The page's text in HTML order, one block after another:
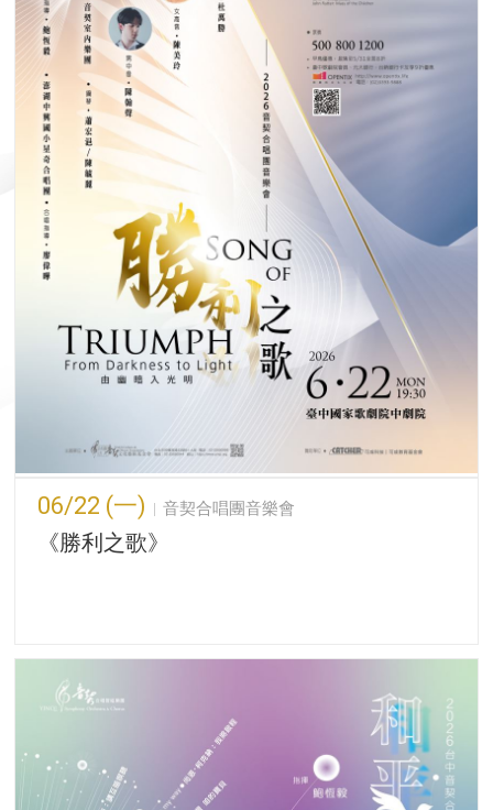
06/22 (一) 音契合唱團音樂會
《勝利之歌》